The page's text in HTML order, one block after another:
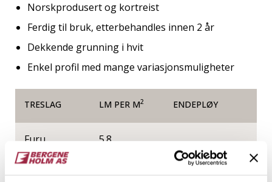
Norskprodusert og kortreist
Ferdig til bruk, etterbehandles innen 2 år
Dekkende grunning i hvit
Enkel profil med mange variasjonsmuligheter
TRESLAG LM PER M2 ENDEPLØY
Furu 5.8
NOBB VARETYPE